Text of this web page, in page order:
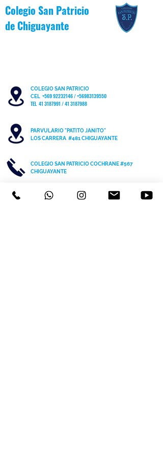
Colegio San Patricio
de Chiguayante
COLEGIO SAN PATRICIO
CEL +569 92232146/+56983139550
TEL 41 3187991 / 41 3187988
PARVULARIO "PATITO JANITO"
LOS CARRERA #481 CHIGUAYANTE
COLEGIO SAN PATRICIO COCHRANE #567
CHIGUAYANTE
PARVULARIO "PATITO JANITO"
CEL +56 9 6170 8210